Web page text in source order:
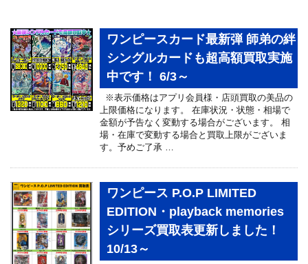
ワンピースカード最新弾 師弟の絆
シングルカードも超高額買取実施
中です！ 6/3～
※表示価格はアプリ会員様・店頭買取の美品の
上限価格になります。 在庫状況・状態・相場で
金額が予告なく変動する場合がございます。 相
場・在庫で変動する場合と買取上限がございま
す。予めご了承 …
ワンピース P.O.P LIMITED
EDITION・playback memories
シリーズ買取表更新しました！
10/13～